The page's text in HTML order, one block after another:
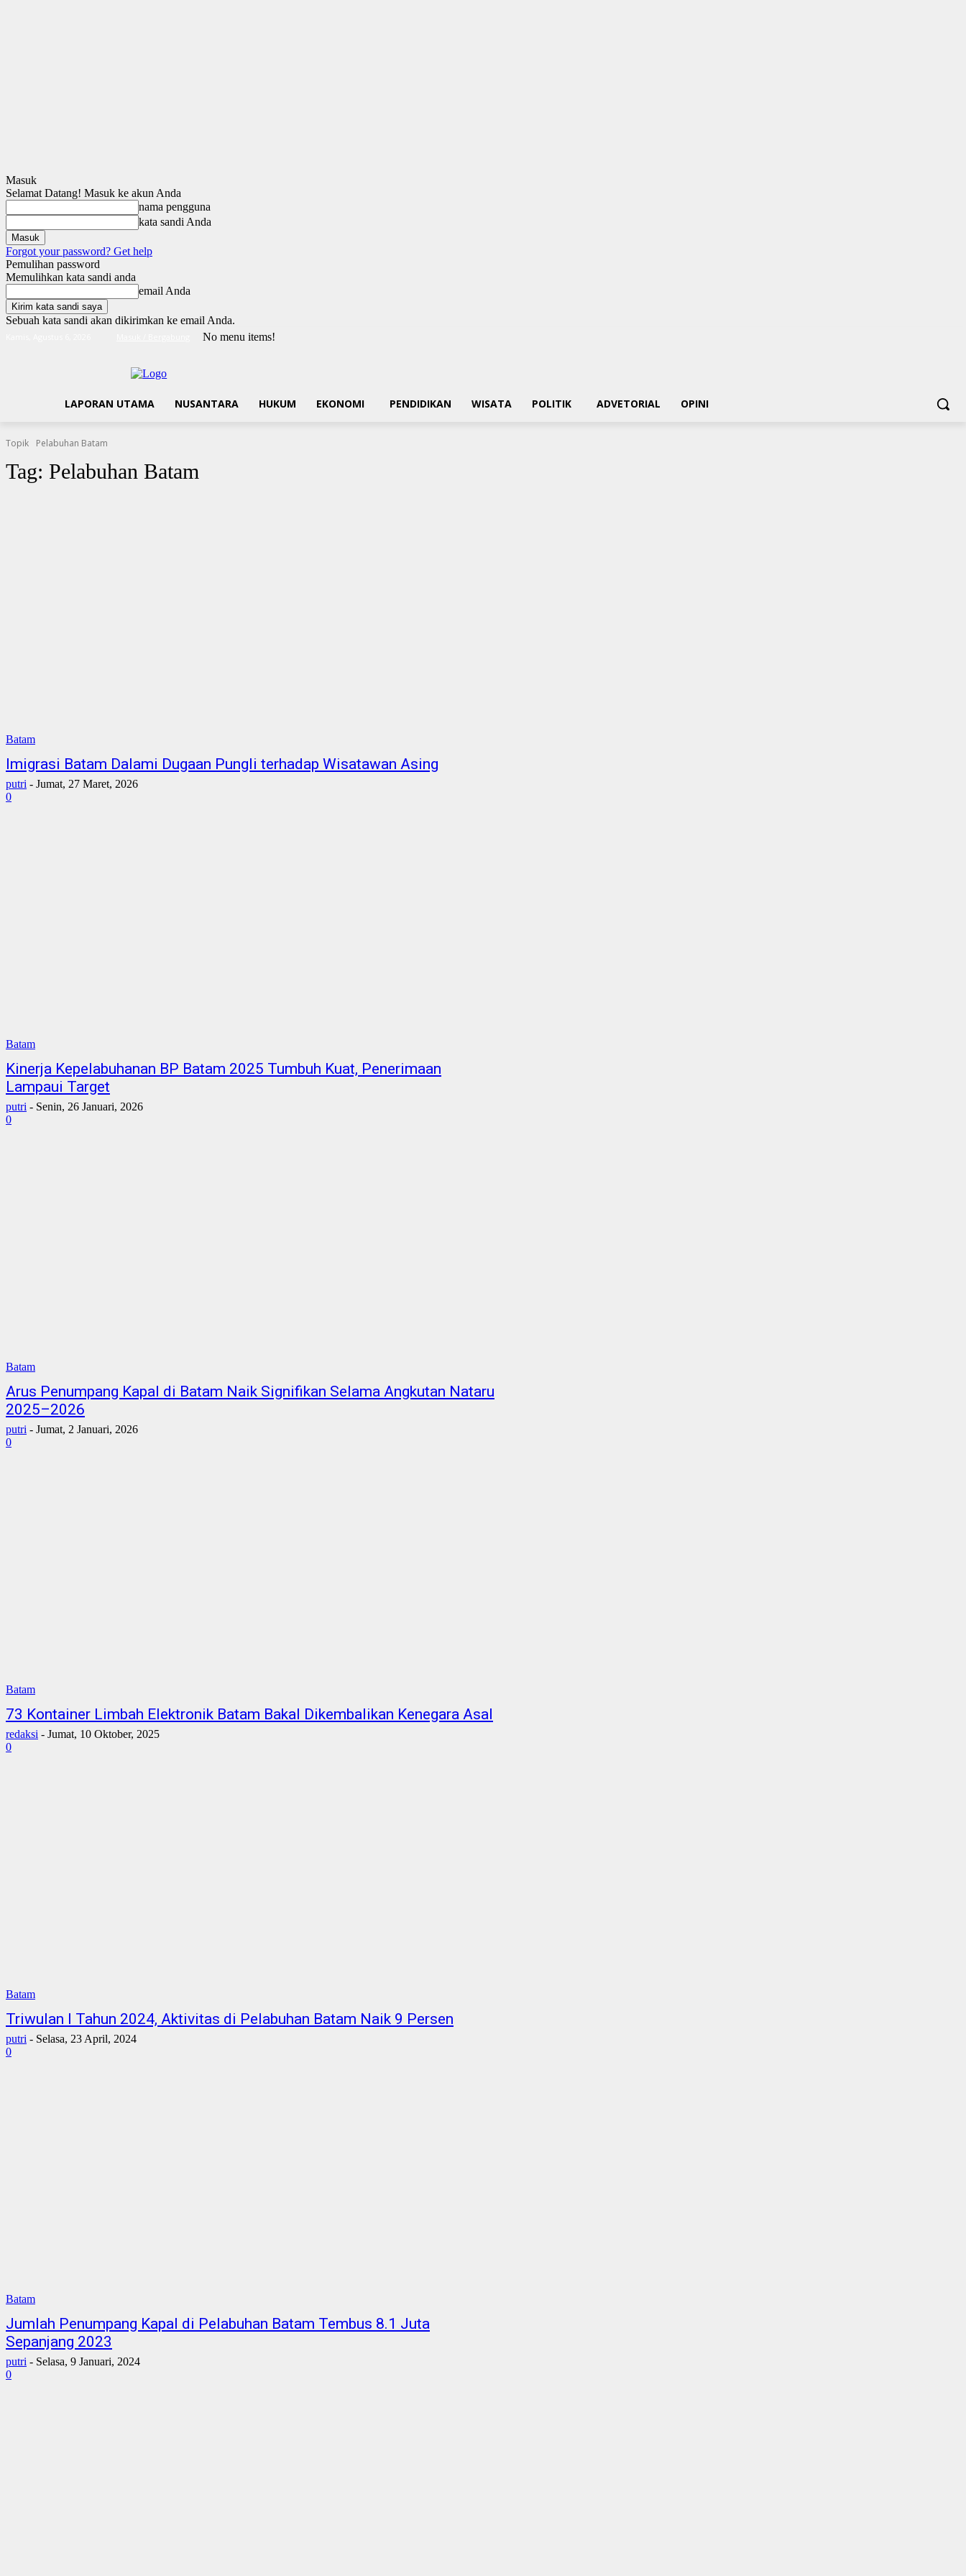
Masuk
Selamat Datang! Masuk ke akun Anda
nama pengguna
kata sandi Anda
Forgot your password? Get help
Pemulihan password
Memulihkan kata sandi anda
email Anda
Sebuah kata sandi akan dikirimkan ke email Anda.
No menu items!
LAPORAN UTAMA NUSANTARA HUKUM EKONOMI PENDIDIKAN WISATA POLITIK ADVETORIAL OPINI
Topik Pelabuhan Batam
Tag: Pelabuhan Batam
Batam
Imigrasi Batam Dalami Dugaan Pungli terhadap Wisatawan Asing
putri - Jumat, 27 Maret, 2026
0
Batam
Kinerja Kepelabuhanan BP Batam 2025 Tumbuh Kuat, Penerimaan
Lampaui Target
putri - Senin, 26 Januari, 2026
0
Batam
Arus Penumpang Kapal di Batam Naik Signifikan Selama Angkutan Nataru
2025–2026
putri - Jumat, 2 Januari, 2026
0
Batam
73 Kontainer Limbah Elektronik Batam Bakal Dikembalikan Kenegara Asal
redaksi - Jumat, 10 Oktober, 2025
0
Batam
Triwulan I Tahun 2024, Aktivitas di Pelabuhan Batam Naik 9 Persen
putri - Selasa, 23 April, 2024
0
Batam
Jumlah Penumpang Kapal di Pelabuhan Batam Tembus 8.1 Juta
Sepanjang 2023
putri - Selasa, 9 Januari, 2024
0